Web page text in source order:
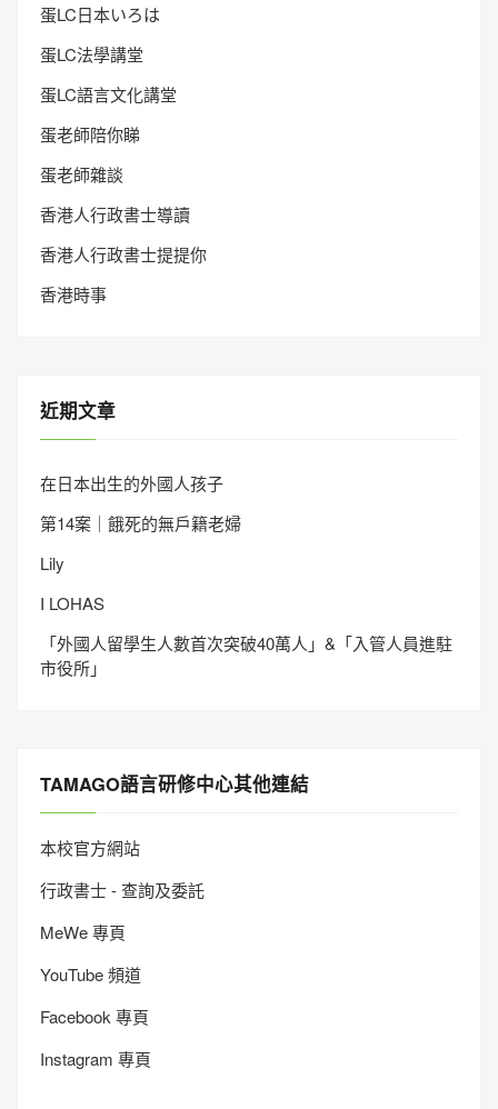
蛋LC日本いろは
蛋LC法學講堂
蛋LC語言文化講堂
蛋老師陪你睇
蛋老師雜談
香港人行政書士導讀
香港人行政書士提提你
香港時事
近期文章
在日本出生的外國人孩子
第14案｜餓死的無戶籍老婦
Lily
I LOHAS
「外國人留學生人數首次突破40萬人」&「入管人員進駐
市役所」
TAMAGO語言研修中心其他連結
本校官方網站
行政書士 - 查詢及委託
MeWe 專頁
YouTube 頻道
Facebook 專頁
Instagram 專頁